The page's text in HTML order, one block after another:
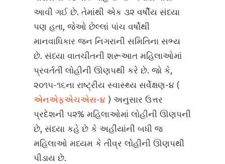
આવી ગઈ છે. તેમાંથી એક ૩૨ વર્ષીય સંધ્યા
પણ હતા, જેઓ છેલ્લાં પાંચ વર્ષોથી
માનવાધિકાર જન નિગરાની સમિતિના સભ્ય
છે. સંધ્યા વાતચીતની શરૂઆત મહિલાઓમાં
પ્રવર્તતી લોહીની ઊણપથી કરે છે. જો કે,
૨૦૧૫-૧૬ના રાષ્ટ્રીય સ્વાસ્થ્ય સર્વેક્ષણ-૪ (
એનએફએચએસ-૪ ) અનુસાર ઉત્તર
પ્રદેશની ૫૨% મહિલાઓમાં લોહીની ઊણપની
છે, સંધ્યા કહે છે કે અહીંયાંની બધી જ
મહિલાઓ મધ્યમ કે તીવ્ર લોહીની ઊણપથી
પીડાય છે.